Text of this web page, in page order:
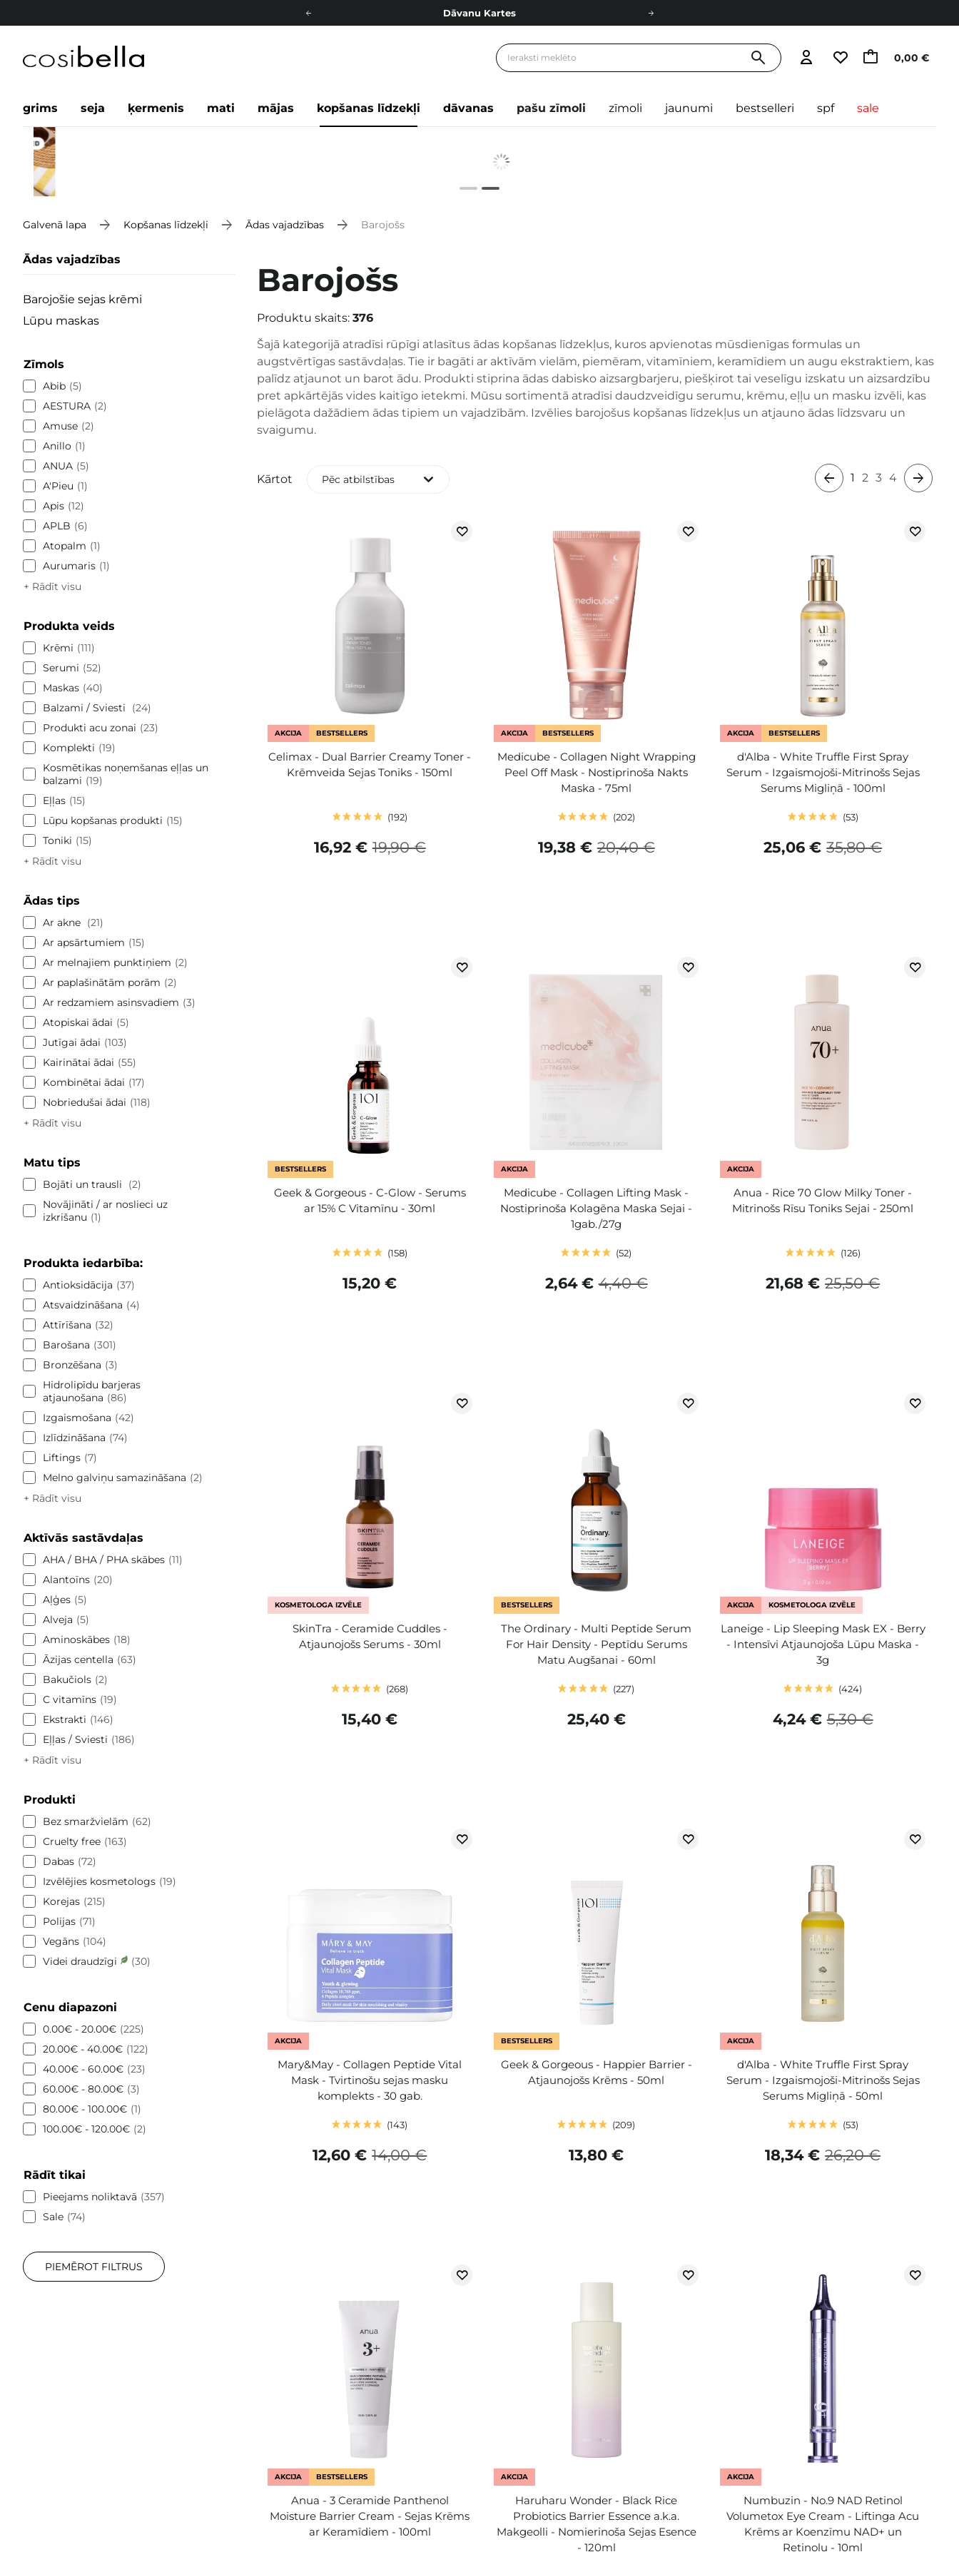
Dāvanu Kartes
Bezmaskas piegāde no 49,00 € 0,00 €
grims seja ķermenis mati mājas kopšanas līdzekļi dāvanas pašu zīmoli zīmoli jaunumi bestselleri spf sale
Galvenā lapa Kopšanas līdzekļi Ādas vajadzības Barojošs
Ādas vajadzības
Barojošie sejas krēmi
Lūpu maskas
Zīmols
Abib 5
AESTURA 2
Amuse 2
Anillo 1
ANUA 5
A'Pieu
1
Apis 12
APLB
6
Atopalm
1
Aurumaris 1
+ Rādīt visu
Produkta veids
Krēmi
111
Serumi
52
Maskas 40
Balzami / Sviesti
24
Produkti acu zonai
23
Komplekti
19
Kosmētikas noņemšanas eļļas un
balzami
19
Eļļas 15
Lūpu kopšanas produkti
15
Toniki
15
+ Rādīt visu
Ādas tips
Ar akne
21
Ar apsārtumiem
15
Ar melnajiem punktiņiem
2
Ar paplašinātām porām
2
Ar redzamiem asinsvadiem
3
Atopiskai ādai
5
Jutīgai ādai
103
Kairinātai ādai
55
Kombinētai ādai
17
Nobriedušai ādai
118
+ Rādīt visu
Matu tips
Bojāti un trausli
2
Novājināti / ar noslieci uz
izkrišanu
1
Produkta iedarbība:
Antioksidācija
37
Atsvaidzināšana
4
Attīrīšana
32
Barošana
301
Bronzēšana
3
Hidrolipīdu barjeras
atjaunošana
86
Izgaismošana
42
Izlīdzināšana
74
Liftings 7
Melno galviņu samazināšana
2
+ Rādīt visu
Aktīvās sastāvdaļas
AHA / BHA / PHA skābes 11
Alantoīns 20
Aļģes 5
Alveja
5
Aminoskābes 18
Āzijas centella
63
Bakučiols 2
C vitamīns 19
Ekstrakti
146
Eļļas / Sviesti
186
+ Rādīt visu
Produkti
Bez smaržvielām
62
Cruelty free 163
Dabas 72
Izvēlējies kosmetologs 19
Korejas 215
Polijas 71
Vegāns 104
Videi draudzīgi
30
Cenu diapazoni
0.00€ - 20.00€ 225
20.00€ - 40.00€ 122
40.00€ - 60.00€ 23
60.00€ - 80.00€ 3
80.00€ - 100.00€ 1
100.00€ - 120.00€ 2
Rādīt tikai
Pieejams noliktavā
357
Sale 74
PIEMĒROT FILTRUS
Barojošs
Produktu skaits: 376
Šajā kategorijā atradīsi rūpīgi atlasītus ādas kopšanas līdzekļus, kuros apvienotas mūsdienīgas formulas un
augstvērtīgas sastāvdaļas. Tie ir bagāti ar aktīvām vielām, piemēram, vitamīniem, keramīdiem un augu ekstraktiem, kas
palīdz atjaunot un barot ādu. Produkti stiprina ādas dabisko aizsargbarjeru, piešķirot tai veselīgu izskatu un aizsardzību
pret apkārtējās vides kaitīgo ietekmi. Mūsu sortimentā atradīsi daudzveidīgu serumu, krēmu, eļļu un masku izvēli, kas
pielāgota dažādiem ādas tipiem un vajadzībām. Izvēlies barojošus kopšanas līdzekļus un atjauno ādas līdzsvaru un
svaigumu.
Kārtot Pēc atbilstības 1 2 3 4
AKCIJA BESTSELLERS
Celimax - Dual Barrier Creamy Toner -
Krēmveida Sejas Toniks - 150ml
192
19,90 €
16,92 €
AKCIJA BESTSELLERS
Medicube - Collagen Night Wrapping
Peel Off Mask - Nostiprinoša Nakts
Maska - 75ml
202
20,40 €
19,38 €
AKCIJA BESTSELLERS
d'Alba - White Truffle First Spray
Serum - Izgaismojoši-Mitrinošs Sejas
Serums Migliņā - 100ml
53
35,80 €
25,06 €
BESTSELLERS
Geek & Gorgeous - C-Glow - Serums
ar 15% C Vitamīnu - 30ml
158
15,20 €
AKCIJA
Medicube - Collagen Lifting Mask -
Nostiprinoša Kolagēna Maska Sejai -
1gab./27g
52
4,40 €
2,64 €
AKCIJA
Anua - Rice 70 Glow Milky Toner -
Mitrinošs Rīsu Toniks Sejai - 250ml
126
25,50 €
21,68 €
KOSMETOLOGA IZVĒLE
SkinTra - Ceramide Cuddles -
Atjaunojošs Serums - 30ml
268
15,40 €
BESTSELLERS
The Ordinary - Multi Peptide Serum
For Hair Density - Peptīdu Serums
Matu Augšanai - 60ml
227
25,40 €
AKCIJA KOSMETOLOGA IZVĒLE
Laneige - Lip Sleeping Mask EX - Berry
- Intensīvi Atjaunojoša Lūpu Maska -
3g
424
5,30 €
4,24 €
AKCIJA
Mary&May - Collagen Peptide Vital
Mask - Tvirtinošu sejas masku
komplekts - 30 gab.
143
14,00 €
12,60 €
BESTSELLERS
Geek & Gorgeous - Happier Barrier -
Atjaunojošs Krēms - 50ml
209
13,80 €
AKCIJA
d'Alba - White Truffle First Spray
Serum - Izgaismojoši-Mitrinošs Sejas
Serums Migliņā - 50ml
53
26,20 €
18,34 €
AKCIJA BESTSELLERS
Anua - 3 Ceramide Panthenol
Moisture Barrier Cream - Sejas Krēms
ar Keramīdiem - 100ml
AKCIJA
Haruharu Wonder - Black Rice
Probiotics Barrier Essence a.k.a.
Makgeolli - Nomierinoša Sejas Esence
- 120ml
AKCIJA
Numbuzin - No.9 NAD Retinol
Volumetox Eye Cream - Liftinga Acu
Krēms ar Koenzīmu NAD+ un
Retinolu - 10ml